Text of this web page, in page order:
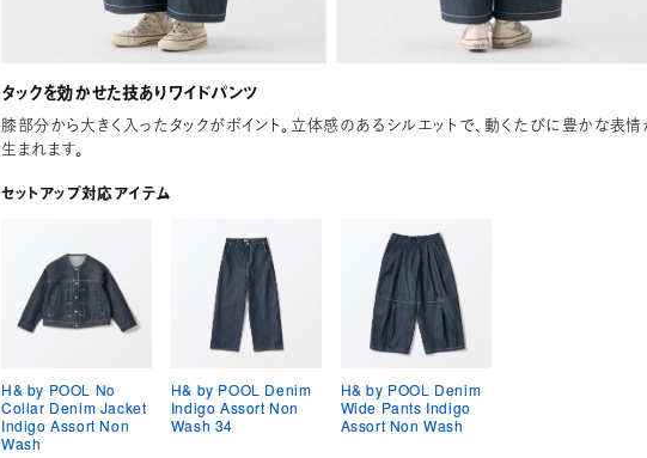
タックを効かせた技ありワイドパンツ
膝部分から大きく入ったタックがポイント。立体感のあるシルエットで、動くたびに豊かな表
生まれます。
セットアップ対応アイテム
H& by POOL No
Collar Denim Jacket
Indigo Assort Non
Wash
H& by POOL Denim
Indigo Assort Non
Wash 34
H& by POOL Denim
Wide Pants Indigo
Assort Non Wash